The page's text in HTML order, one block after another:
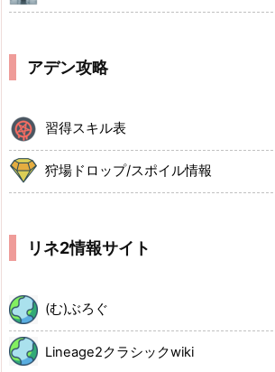
アデン攻略
習得スキル表
狩場ドロップ/スポイル情報
リネ2情報サイト
(む)ぶろぐ
Lineage2クラシックwiki